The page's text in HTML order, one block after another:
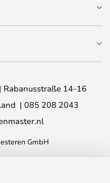
Rabanusstraße 14-16
085 208 2043
GmbH